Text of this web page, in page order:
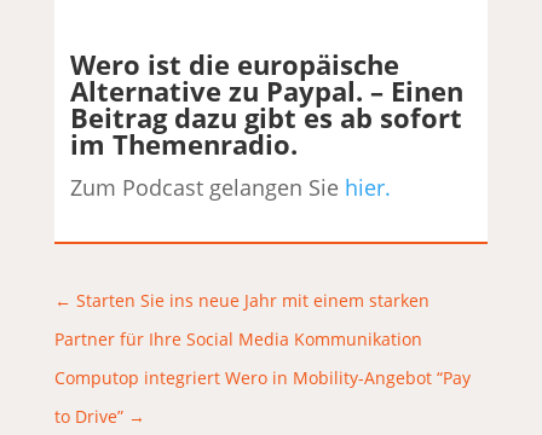
Wero ist die europäische
Alternative zu Paypal. – Einen
Beitrag dazu gibt es ab sofort
im Themenradio.
Zum Podcast gelangen Sie hier.
← Starten Sie ins neue Jahr mit einem starken
Partner für Ihre Social Media Kommunikation
Computop integriert Wero in Mobility-Angebot “Pay
to Drive”→